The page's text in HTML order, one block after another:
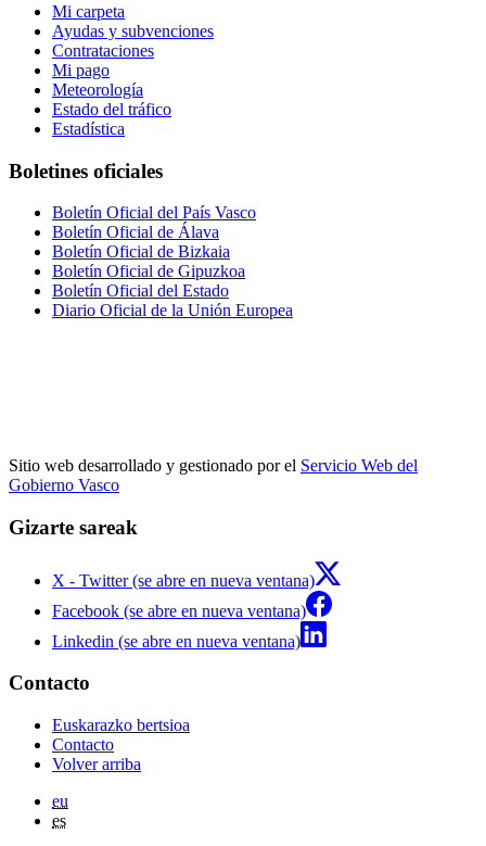
Mi carpeta
Ayudas y subvenciones
Contrataciones
Mi pago
Meteorología
Estado del tráfico
Estadística
Boletines oficiales
Boletín Oficial del País Vasco
Boletín Oficial de Álava
Boletín Oficial de Bizkaia
Boletín Oficial de Gipuzkoa
Boletín Oficial del Estado
Diario Oficial de la Unión Europea
Sitio web desarrollado y gestionado por el Servicio Web del
Gobierno Vasco
Gizarte sareak
X - Twitter (se abre en nueva ventana)
Facebook (se abre en nueva ventana)
Linkedin (se abre en nueva ventana)
Contacto
Euskarazko bertsioa
Contacto
Volver arriba
eu
es